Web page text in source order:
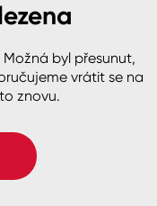
555Po – Pá: 8:00–15:00
Worldwide
byl přesunut,
vrátit se na
znovu.